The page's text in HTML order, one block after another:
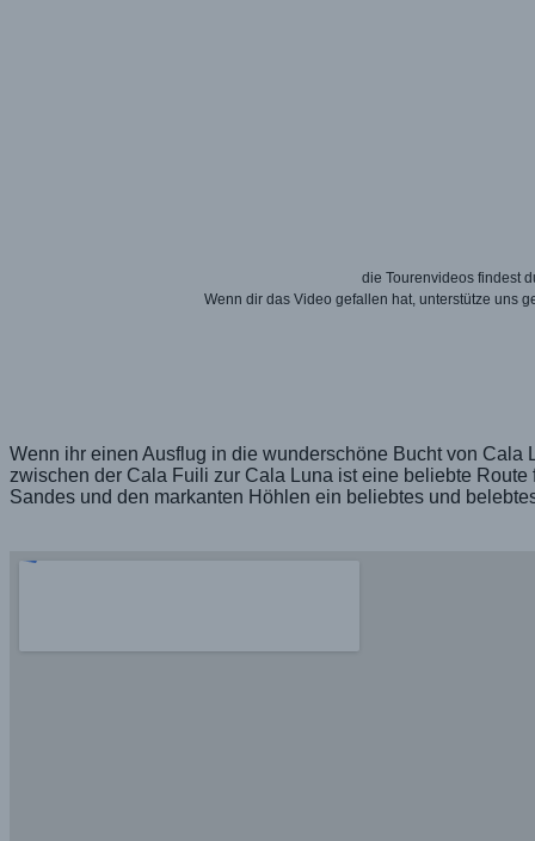
die Tourenvideos findest
Wenn dir das Video gefallen hat, unterstütze uns
Wenn ihr einen Ausflug in die wunderschöne Bucht von
zwischen der Cala Fuili zur Cala Luna ist eine beliebte
Sandes und den markanten Höhlen ein beliebtes und